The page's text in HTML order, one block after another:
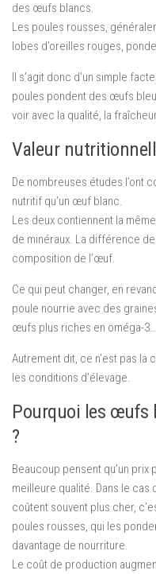
des œufs blancs.
Les poules rousses,
lobes d’oreilles rouges,
Il s’agit donc d’un simple
poules pondent des œufs
voir avec la qualité, la
Valeur
De nombreuses études l’ont
nutritif qu’un œuf blanc.
Les deux contiennent la
de minéraux. La différence
composition de l’œuf.
Ce qui peut changer, en
poule nourrie avec des
œufs plus riches en oméga-
Autrement dit, ce n’est pas
les conditions d’élevage.
Pourquoi les œufs
?
Beaucoup pensent qu’un
meilleure qualité. Dans le
coûtent souvent plus cher,
poules rousses, qui les
davantage de nourriture.
Le coût de production